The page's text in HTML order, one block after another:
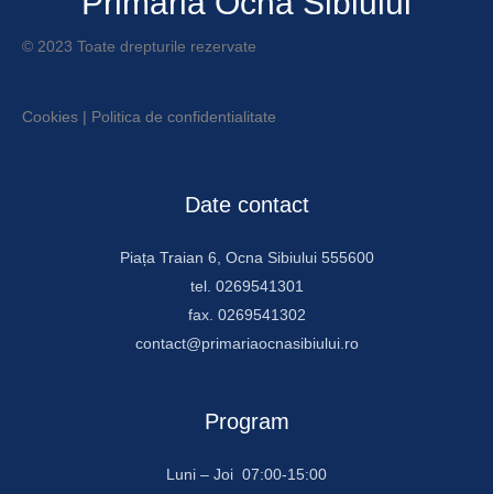
© 2023 Toate drepturile rezervate
Cookies | Politica de confidentialitate
Date contact
Piața Traian 6, Ocna Sibiului 555600
tel. 0269541301
fax. 0269541302
contact@primariaocnasibiului.ro
Program
Luni – Joi 07:00-15:00